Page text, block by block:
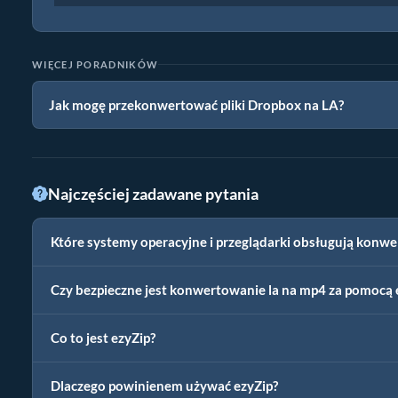
WIĘCEJ PORADNIKÓW
Jak mogę przekonwertować pliki Dropbox na LA?
Najczęściej zadawane pytania
Które systemy operacyjne i przeglądarki obsługują
Czy bezpieczne jest konwertowanie la na mp4 za pomocą
Co to jest ezyZip?
Dlaczego powinienem używać ezyZip?